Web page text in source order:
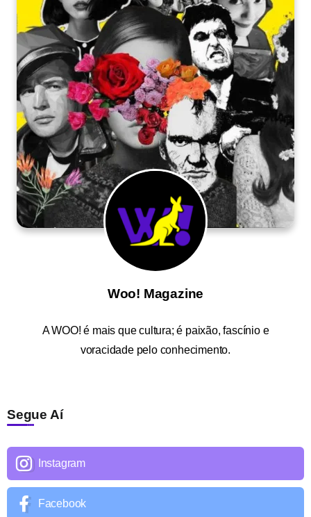
Woo! Magazine
AWOO! é mais que cultura; é paixão, fascínio e
voracidade pelo conhecimento.
Segue Aí
Instagram
Facebook